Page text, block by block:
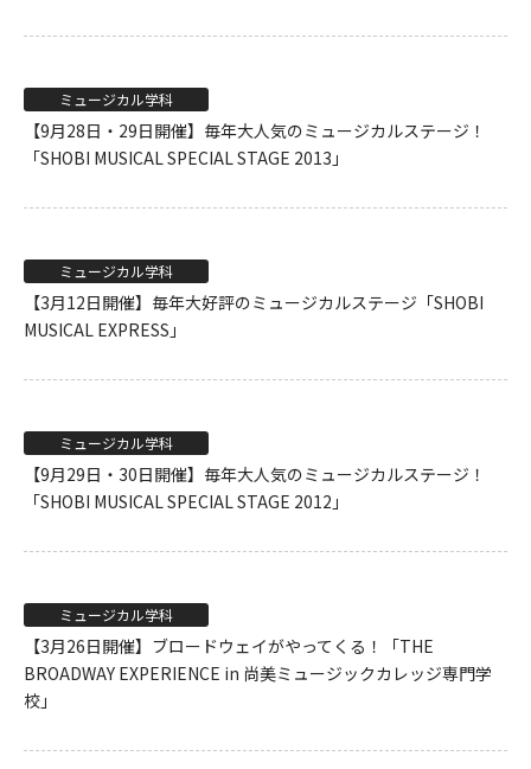
ミュージカル学科
【9月28日・29日開催】毎年大人気のミュージカルステージ！
「SHOBI MUSICAL SPECIAL STAGE 2013」
ミュージカル学科
【3月12日開催】毎年大好評のミュージカルステージ「SHOBI
MUSICAL EXPRESS」
ミュージカル学科
【9月29日・30日開催】毎年大人気のミュージカルステージ！
「SHOBI MUSICAL SPECIAL STAGE 2012」
ミュージカル学科
【3月26日開催】ブロードウェイがやってくる！「THE
BROADWAY EXPERIENCE in 尚美ミュージックカレッジ専門学
校」